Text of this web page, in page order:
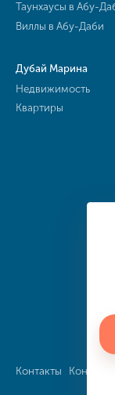
Таунхаусы в Абу-
Виллы в Абу-Даби
Дубай Марина
Недвижимость
Квартиры
Контакты